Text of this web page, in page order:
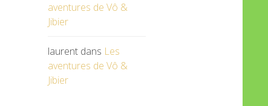
aventures de Vô &
Jibier
laurentdans Les
aventures de Vô &
Jibier